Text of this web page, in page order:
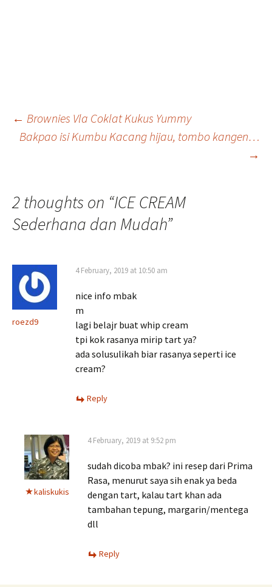
Post
← Brownies Vla Coklat Kukus Yummy
Bakpao isi Kumbu Kacang hijau, tombo kangen…
→
2 thoughts on “ICE CREAM
Sederhana dan Mudah”
roezd9
4 February, 2019 at 10:50 am
nice info mbak
m
lagi belajr buat whip cream
tpi kok rasanya mirip tart ya?
ada solusulikah biar rasanya seperti ice
cream?
Reply
kaliskukis
4 February, 2019 at 9:52 pm
sudah dicoba mbak? ini resep dari Prima
Rasa, menurut saya sih enak ya beda
dengan tart, kalau tart khan ada
tambahan tepung, margarin/mentega
dll
Reply